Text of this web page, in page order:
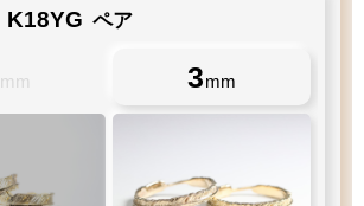
K18YG ペア
mm 3mm